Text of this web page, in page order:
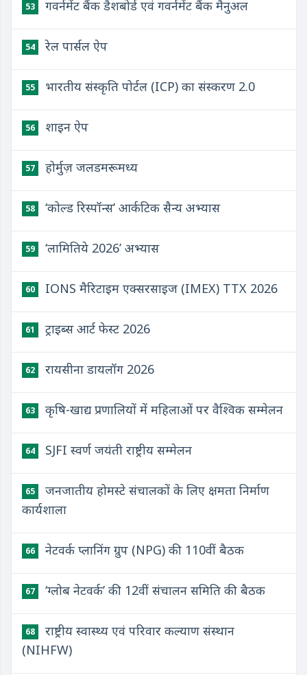
53 गवर्नमेंट बैंक डैशबोर्ड एवं गवर्नमेंट बैंक मैनुअल
54 रेल पार्सल ऐप
55 भारतीय संस्कृति पोर्टल (ICP) का संस्करण 2.0
56 शाइन ऐप
57 होर्मुज़ जलडमरूमध्य
58 ‘कोल्ड रिस्पॉन्स’ आर्कटिक सैन्य अभ्यास
59 ‘लामितिये 2026’ अभ्यास
60 IONS मैरिटाइम एक्सरसाइज (IMEX) TTX 2026
61 ट्राइब्स आर्ट फेस्ट 2026
62 रायसीना डायलॉग 2026
63 कृषि-खाद्य प्रणालियों में महिलाओं पर वैश्विक सम्मेलन
64 SJFI स्वर्ण जयंती राष्ट्रीय सम्मेलन
65
जनजातीय होमस्टे संचालकों के लिए क्षमता निर्माण
कार्यशाला
66 नेटवर्क प्लानिंग ग्रुप (NPG) की 110वीं बैठक
67 ‘ग्लोब नेटवर्क’ की 12वीं संचालन समिति की बैठक
68
राष्ट्रीय स्वास्थ्य एवं परिवार कल्याण संस्थान
(NIHFW)